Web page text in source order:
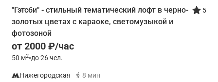
"Гэтсби" - стильный тематический лофт в черно-
золотых цветах с караоке, светомузыкой и
фотозоной
от 2000 ₽/час
50 м2•до 26 чел.
5
Нижегородская
8 мин